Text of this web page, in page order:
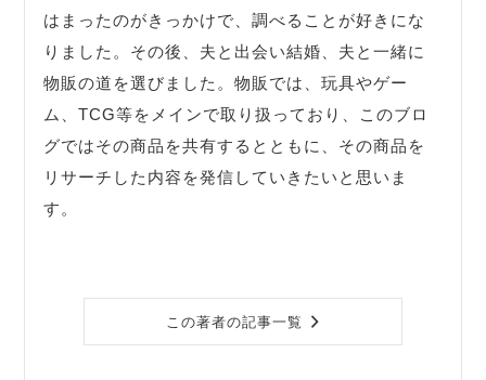
はまったのがきっかけで、調べることが好きにな
りました。その後、夫と出会い結婚、夫と一緒に
物販の道を選びました。物販では、玩具やゲー
ム、TCG等をメインで取り扱っており、このブロ
グではその商品を共有するとともに、その商品を
リサーチした内容を発信していきたいと思いま
す。
この著者の記事一覧